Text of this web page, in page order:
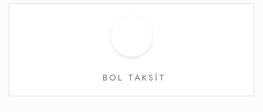
BOL TAKSİT